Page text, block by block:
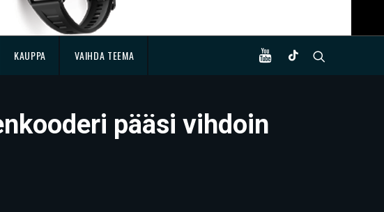
KAUPPA VAIHDA TEEMA
pääsi vihdoin